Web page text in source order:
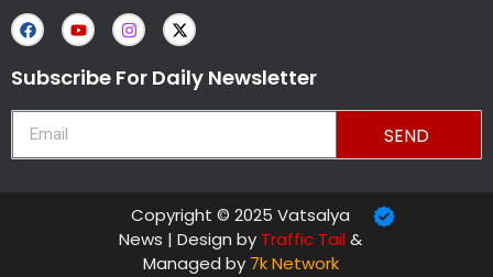
Subscribe For Daily Newsletter
SEND
Copyright © 2025 Vatsalya
News | Design by Traffic Tail&
Managed by 7k Network